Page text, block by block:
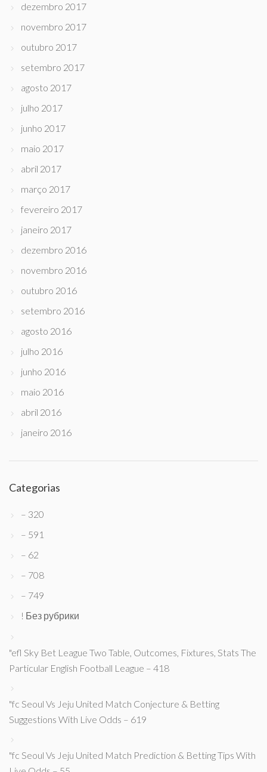
dezembro 2017
novembro 2017
outubro 2017
setembro 2017
agosto 2017
julho 2017
junho 2017
maio 2017
abril 2017
março 2017
fevereiro 2017
janeiro 2017
dezembro 2016
novembro 2016
outubro 2016
setembro 2016
agosto 2016
julho 2016
junho 2016
maio 2016
abril 2016
janeiro 2016
Categorias
– 320
– 591
– 62
– 708
– 749
! Без рубрики
"efl Sky Bet League Two Table, Outcomes, Fixtures, Stats The
Particular English Football League – 418
"fc Seoul Vs Jeju United Match Conjecture & Betting
Suggestions With Live Odds – 619
"fc Seoul Vs Jeju United Match Prediction & Betting Tips With